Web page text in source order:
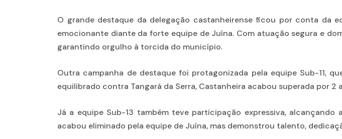
O grande destaque da delegação castanheirense ficou por conta
emocionante diante da forte equipe de Juína. Com atuação segura e
garantindo orgulho à torcida do município.
Outra campanha de destaque foi protagonizada pela equipe Sub-11,
equilibrado contra Tangará da Serra, Castanheira acabou superada por
Já a equipe Sub-13 também teve participação expressiva,
acabou eliminado pela equipe de Juína, mas demonstrou talento,